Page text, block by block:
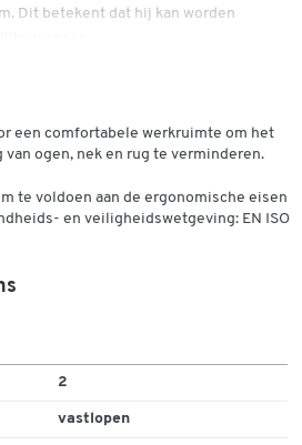
Dit betekent dat hij kan worden
wensen.
kabelbeheer en twee USB-
om de arm stevig aan het
de VESA standaarden van 75 x 75
afmetingen zijn B 949,3 x D 114,3 x
monitoren, elk tot 32 inch groot en
een comfortabele werkruimte om het
ogen, nek en rug te verminderen.
te voldoen aan de ergonomische eisen
en veiligheidswetgeving: EN ISO
2
vastlopen